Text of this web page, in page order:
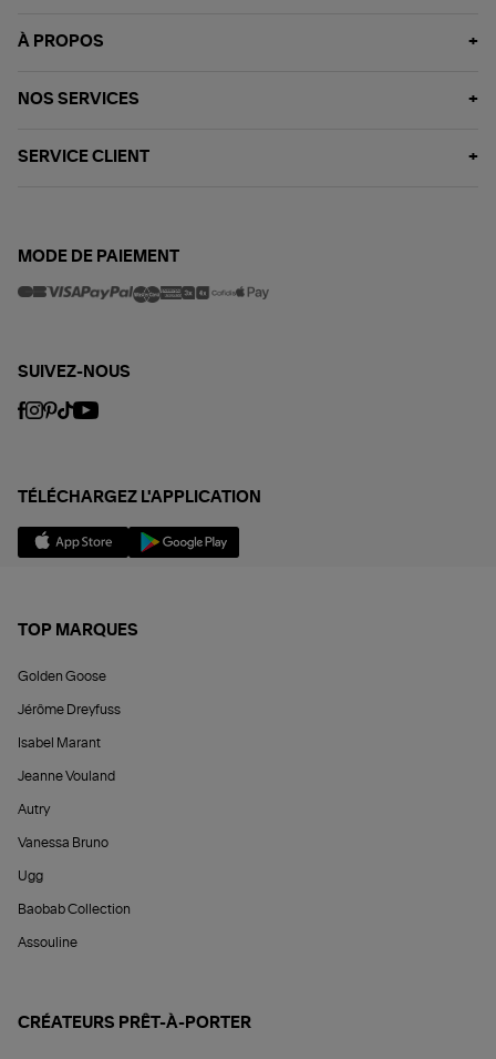
À PROPOS
NOS SERVICES
SERVICE CLIENT
MODE DE PAIEMENT
SUIVEZ-NOUS
TÉLÉCHARGEZ L'APPLICATION
TOP MARQUES
Golden Goose
Jérôme Dreyfuss
Isabel Marant
Jeanne Vouland
Autry
Vanessa Bruno
Ugg
Baobab Collection
Assouline
CRÉATEURS PRÊT-À-PORTER